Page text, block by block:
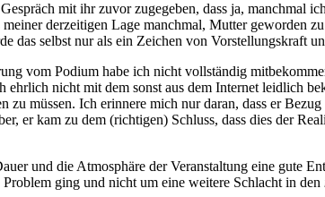
mit ihr zuvor zugegeben, dass ja, manchmal
meiner derzeitigen Lage manchmal, Mutter geworden
das selbst nur als ein Zeichen von Vorstellungskraft
vom Podium habe ich nicht vollständig
ehrlich nicht mit dem sonst aus dem Internet leidlich
zu müssen. Ich erinnere mich nur daran, dass er
er kam zu dem (richtigen) Schluss, dass dies der
und die Atmosphäre der Veranstaltung eine gute
ging und nicht um eine weitere Schlacht in den